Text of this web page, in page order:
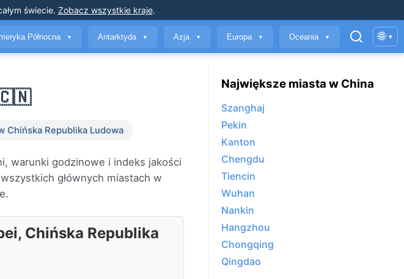
świecie. Zobacz wszystkie kraje.
Północna ▼ Antarktyda ▼ Azja ▼ Europa ▼ Oceania ▼ 🌐 ▾
🇨🇳
Chińska Republika Ludowa
warunki godzinowe i indeks jakości
głównych miastach w
Chińska Republika
Największe miasta w China
Szanghaj
Pekin
Kanton
Chengdu
Tiencin
Wuhan
Nankin
Hangzhou
Chongqing
Qingdao